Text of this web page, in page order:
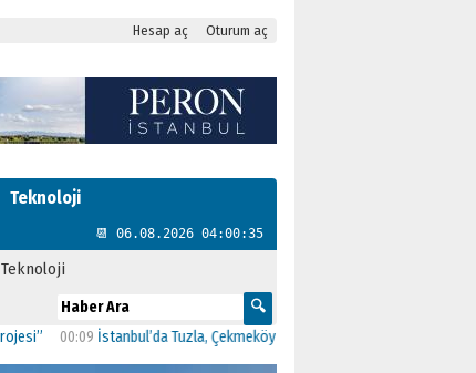
Hesap aç Oturum aç
Teknoloji
📆 06.08.2026 04:00:36
Teknoloji
00:09 İstanbul’da Tuzla, Çekmeköy ve Şile belediyeleri AK Parti’ye geçti